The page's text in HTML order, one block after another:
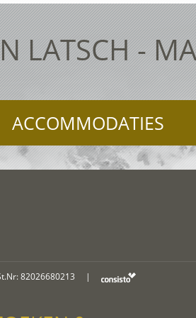
LATSCH -
ACCOMMODATIES
82026680213 |